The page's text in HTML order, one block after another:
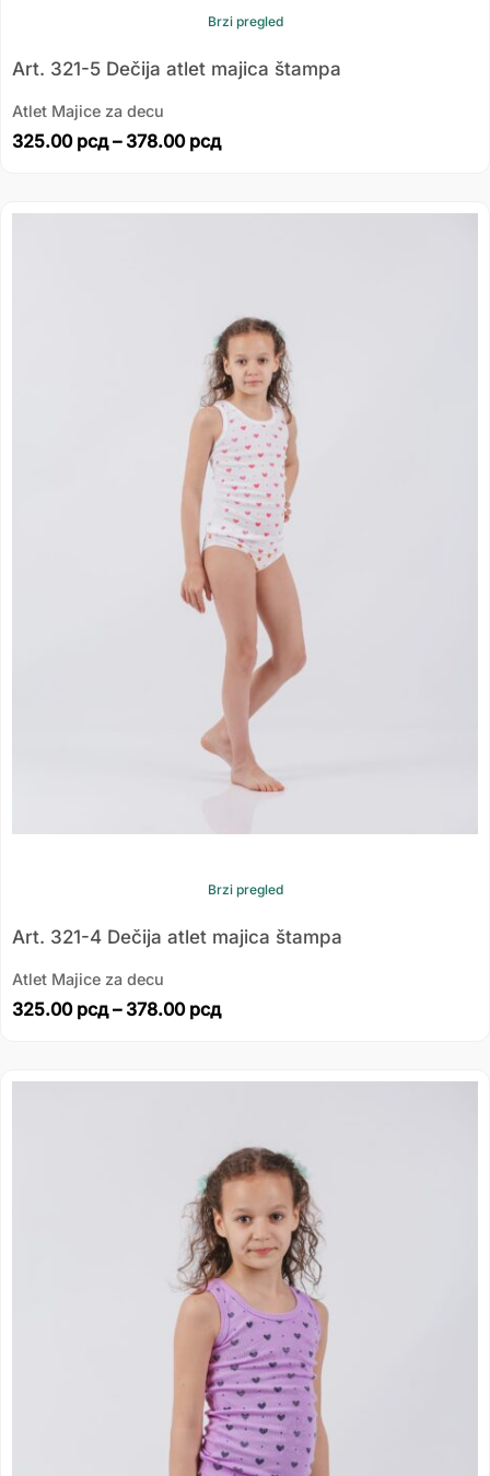
Brzi pregled
Art. 321-5 Dečija atlet majica štampa
Atlet Majice za decu
325.00 рсд – 378.00 рсд
Brzi pregled
Art. 321-4 Dečija atlet majica štampa
Atlet Majice za decu
325.00 рсд – 378.00 рсд
Распон
378.00 рсд
Распон
325.00 рсд
до
378.00 рсд